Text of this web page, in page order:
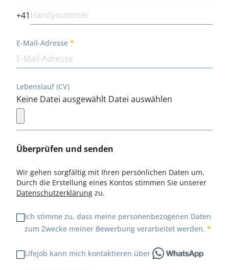
+41
E-Mail-Adresse
Lebenslauf (CV)
Keine Datei ausgewählt Datei auswählen
Überprüfen und senden
Wir gehen sorgfältig mit Ihren persönlichen Daten um.
Durch die Erstellung eines Kontos stimmen Sie unserer
Datenschutzerklärung zu.
Ich stimme zu, dass meine personenbezogenen Daten
zum Zwecke meiner Bewerbung verarbeitet werden.
Lifejob kann mich kontaktieren über